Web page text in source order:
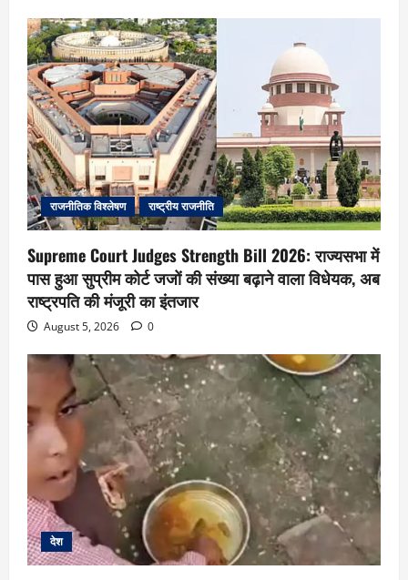
राजनीतिक विश्लेषण राष्ट्रीय राजनीति
Supreme Court Judges Strength Bill 2026: राज्यसभा में
पास हुआ सुप्रीम कोर्ट जजों की संख्या बढ़ाने वाला विधेयक, अब
राष्ट्रपति की मंजूरी का इंतजार
August 5, 2026 0
देश